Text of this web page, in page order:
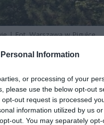
Information
or processing of your
please use the below opt-out
out request is processed
information utilized by us
out. You may separately
| Fot. Warszawa w Pigułce.
EED I
prezesa twojej
i Rady (UE) 2018/
Efficiency Directive), która